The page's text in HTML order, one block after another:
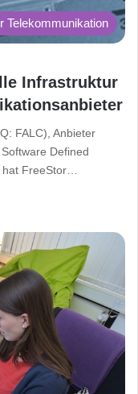
Telekommunikation
Infrastruktur
FALC), Anbieter
Defined
hat FreeStor…